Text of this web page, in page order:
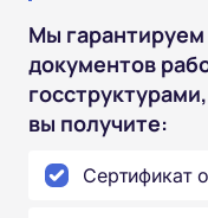
Мы
документов
вы получите:
Сертификат